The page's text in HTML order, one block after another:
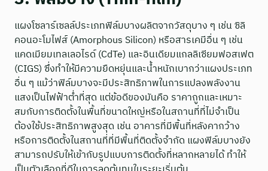
แผงโซลาร์เซลล์ประเภทฟิล์มบางผลิตจากวัสดุบาง ๆ เช่น ซิลิ
คอนอะโมไฟส์ (Amorphous Silicon) หรือสารเคมีอื่น ๆ เช่น
แคดเมียมเทลเลอไรด์ (CdTe) และอินเดียมแกลลิเซียมฟอสเฟต
(CIGS) ซึ่งทำให้มีความยืดหยุ่นและน้ำหนักเบากว่าแผงประเภท
อื่น ๆ แม้ว่าฟิล์มบางจะมีประสิทธิภาพในการแปลงพลังงาน
แสงเป็นไฟฟ้าต่ำที่สุด แต่ข้อดีของมันคือ ราคาถูกและเหมาะ
สมกับการติดตั้งในพื้นที่ขนาดใหญ่หรือในสถานที่ที่ไม่จำเป็น
ต้องใช้ประสิทธิภาพสูงสุด เช่น อาคารที่มีพื้นที่หลังคากว้าง
หรือการติดตั้งในสถานที่ที่มีพื้นที่ติดตั้งจำกัด แผงฟิล์มบางยัง
สามารถปรับให้เข้ากับรูปแบบการติดตั้งที่หลากหลายได้ ทำให้